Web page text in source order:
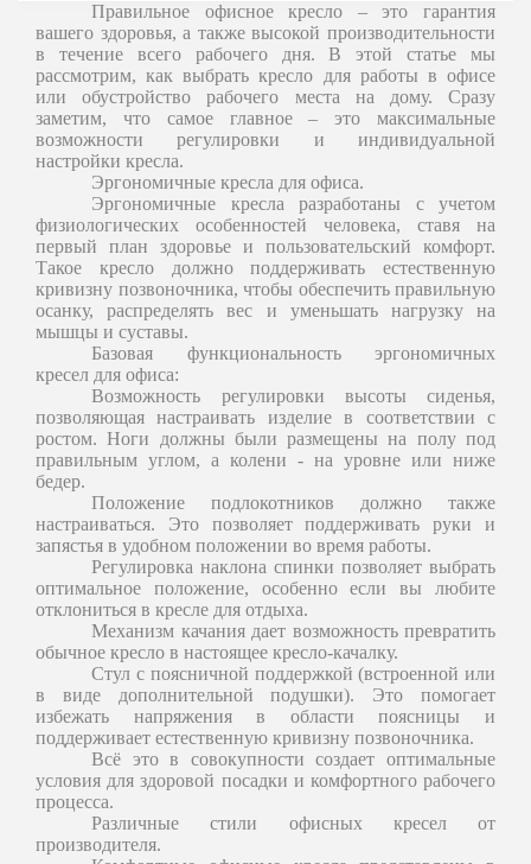
Правильное офисное кресло – это гарантия
вашего здоровья, а также высокой производительности
в течение всего рабочего дня. В этой статье мы
рассмотрим, как выбрать кресло для работы в офисе
или обустройство рабочего места на дому. Сразу
заметим, что самое главное – это максимальные
возможности регулировки и индивидуальной
настройки кресла.
Эргономичные кресла для офиса.
Эргономичные кресла разработаны с учетом
физиологических особенностей человека, ставя на
первый план здоровье и пользовательский комфорт.
Такое кресло должно поддерживать естественную
кривизну позвоночника, чтобы обеспечить правильную
осанку, распределять вес и уменьшать нагрузку на
мышцы и суставы.
Базовая функциональность эргономичных
кресел для офиса:
Возможность регулировки высоты сиденья,
позволяющая настраивать изделие в соответствии с
ростом. Ноги должны были размещены на полу под
правильным углом, а колени - на уровне или ниже
бедер.
Положение подлокотников должно также
настраиваться. Это позволяет поддерживать руки и
запястья в удобном положении во время работы.
Регулировка наклона спинки позволяет выбрать
оптимальное положение, особенно если вы любите
отклониться в кресле для отдыха.
Механизм качания дает возможность превратить
обычное кресло в настоящее кресло-качалку.
Стул с поясничной поддержкой (встроенной или
в виде дополнительной подушки). Это помогает
избежать напряжения в области поясницы и
поддерживает естественную кривизну позвоночника.
Всё это в совокупности создает оптимальные
условия для здоровой посадки и комфортного рабочего
процесса.
Различные стили офисных кресел от
производителя.